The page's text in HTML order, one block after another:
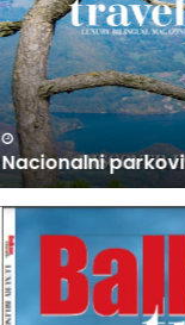
O
D
A
J
I
N
O
V
I
B
R
O
J
U PRODAJI NOVI